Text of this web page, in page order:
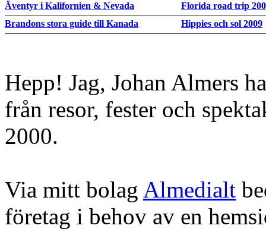
Äventyr i Kalifornien & Nevada
Florida road trip
Brandons stora guide till Kanada
Hippies och sol 2009
Hepp! Jag, Johan Almers
från resor, fester och
2000.
Via mitt bolag Almedialt
företag i behov av en